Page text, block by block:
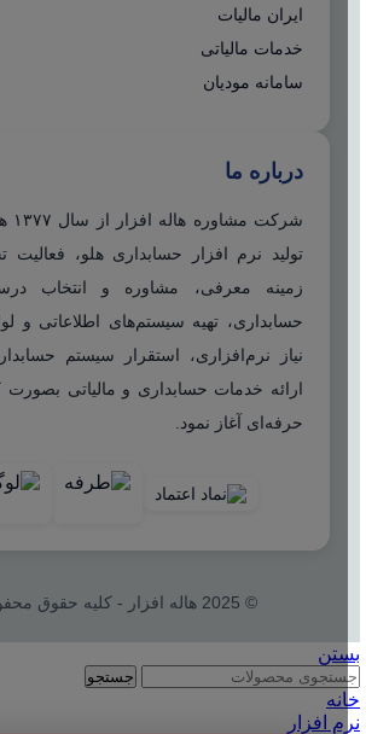
ایران مالیات
خدمات مالیاتی
سامانه مودیان
درباره ما
تولید نرم افزار حسابداری هلو،
زمینه معرفی، مشاوره و انتخاب
حسابداری، تهیه سیستم‌های اطلاعاتی و
نیاز نرم‌افزاری، استقرار سیستم
ارائه خدمات حسابداری و مالیاتی
حرفه‌ای آغاز نمود.
© 2025 هاله افزار - کلیه حقوق محفوظ است.
بستن
جستجو
خانه
نرم افزار